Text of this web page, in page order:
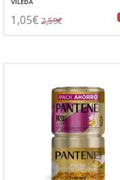
1,05€ 2,59€